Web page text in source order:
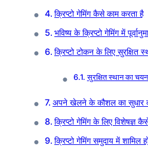
क्रिप्टो गेमिंग कैसे काम करता है
भविष्य के क्रिप्टो गेमिंग में
क्रिप्टो टोकन के लिए सुरक्षित
सुरक्षित स्थान का
अपने खेलने के कौशल का सुधार
क्रिप्टो गेमिंग के लिए विशेषज्ञ
क्रिप्टो गेमिंग समुदाय में शामिल